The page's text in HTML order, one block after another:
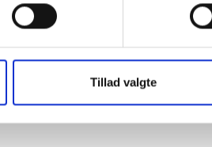
Tillad valgte
Når familie, venner,
og respekt, bliver det
Affektregulering bliver
den enkelte og de